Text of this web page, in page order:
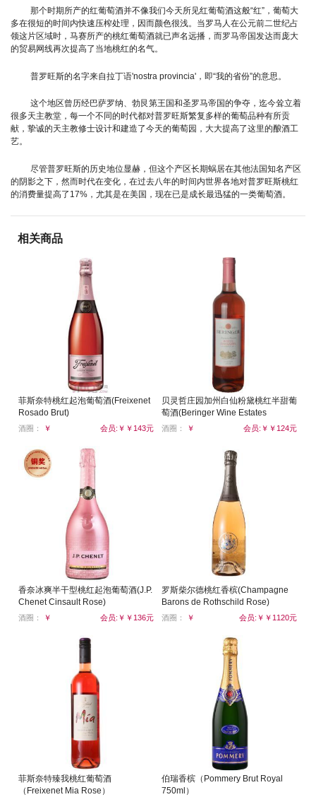
那个时期所产的红葡萄酒并不像我们今天所见红葡萄酒这般“红”，葡萄大
多在很短的时间内快速压榨处理，因而颜色很浅。当罗马人在公元前二世纪占
领这片区域时，马赛所产的桃红葡萄酒就已声名远播，而罗马帝国发达而庞大
的贸易网线再次提高了当地桃红的名气。
普罗旺斯的名字来自拉丁语'nostra provincia'，即“我的省份”的意思。
这个地区曾历经巴萨罗纳、勃艮第王国和圣罗马帝国的争夺，迄今耸立着
很多天主教堂，每一个不同的时代都对普罗旺斯繁复多样的葡萄品种有所贡
献，挚诚的天主教修士设计和建造了今天的葡萄园，大大提高了这里的酿酒工
艺。
尽管普罗旺斯的历史地位显赫，但这个产区长期蜗居在其他法国知名产区
的阴影之下，然而时代在变化，在过去八年的时间内世界各地对普罗旺斯桃红
的消费量提高了17%，尤其是在美国，现在已是成长最迅猛的一类葡萄酒。
相关商品
菲斯奈特桃红起泡葡萄酒(Freixenet
Rosado Brut)
酒圈： ￥ 会员:￥￥143元
贝灵哲庄园加州白仙粉黛桃红半甜葡
萄酒(Beringer Wine Estates
California White Zinfandel)
酒圈： ￥ 会员:￥￥124元
香奈冰爽半干型桃红起泡葡萄酒(J.P.
Chenet Cinsault Rose)
酒圈： ￥ 会员:￥￥136元
罗斯柴尔德桃红香槟(Champagne
Barons de Rothschild Rose)
酒圈： ￥ 会员:￥￥1120元
菲斯奈特臻我桃红葡萄酒
（Freixenet Mia Rose）
伯瑞香槟（Pommery Brut Royal
750ml）